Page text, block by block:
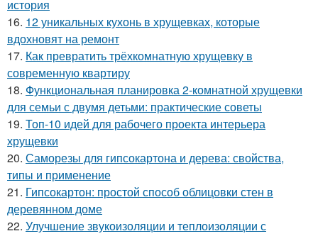
история
16. 12 уникальных кухонь в хрущевках, которые
вдохновят на ремонт
17. Как превратить трёхкомнатную хрущевку в
современную квартиру
18. Функциональная планировка 2-комнатной хрущевки
для семьи с двумя детьми: практические советы
19. Топ-10 идей для рабочего проекта интерьера
хрущевки
20. Саморезы для гипсокартона и дерева: свойства,
типы и применение
21. Гипсокартон: простой способ облицовки стен в
деревянном доме
22. Улучшение звукоизоляции и теплоизоляции с